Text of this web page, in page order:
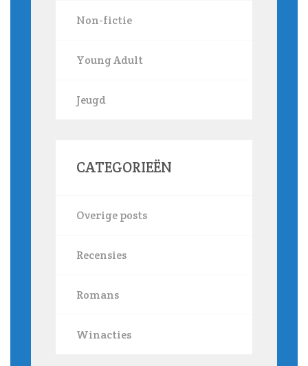
Non-fictie
Young Adult
Jeugd
CATEGORIEËN
Overige posts
Recensies
Romans
Winacties